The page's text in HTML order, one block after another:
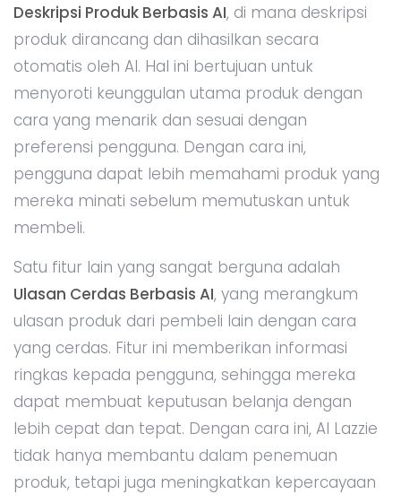
Deskripsi Produk Berbasis AI, di mana deskripsi
produk dirancang dan dihasilkan secara
otomatis oleh AI. Hal ini bertujuan untuk
menyoroti keunggulan utama produk dengan
cara yang menarik dan sesuai dengan
preferensi pengguna. Dengan cara ini,
pengguna dapat lebih memahami produk yang
mereka minati sebelum memutuskan untuk
membeli.
Satu fitur lain yang sangat berguna adalah
Ulasan Cerdas Berbasis AI, yang merangkum
ulasan produk dari pembeli lain dengan cara
yang cerdas. Fitur ini memberikan informasi
ringkas kepada pengguna, sehingga mereka
dapat membuat keputusan belanja dengan
lebih cepat dan tepat. Dengan cara ini, AI Lazzie
tidak hanya membantu dalam penemuan
produk, tetapi juga meningkatkan kepercayaan